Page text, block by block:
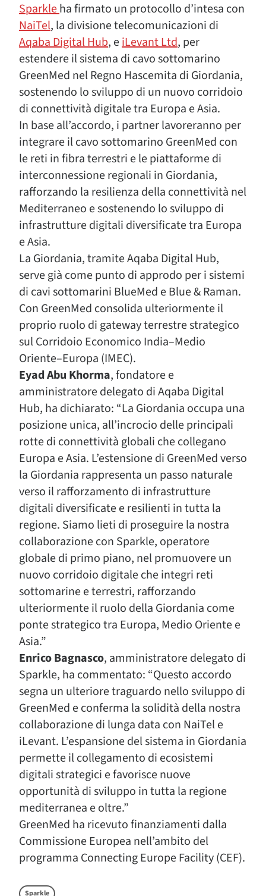
Sparkleha firmato un protocollo d’intesa con
NaiTel, la divisione telecomunicazioni di
Aqaba Digital Hub, eiLevant Ltd, per
estendere il sistema di cavo sottomarino
GreenMed nel Regno Hascemita di Giordania,
sostenendo lo sviluppo di un nuovo corridoio
di connettività digitale tra Europa e Asia.
In base all’accordo, i partner lavoreranno per
integrare il cavo sottomarino GreenMed con
le reti in fibra terrestri e le piattaforme di
interconnessione regionali in Giordania,
rafforzando la resilienza della connettività nel
Mediterraneo e sostenendo lo sviluppo di
infrastrutture digitali diversificate tra Europa
e Asia.
La Giordania, tramite Aqaba Digital Hub,
serve già come punto di approdo per i sistemi
di cavi sottomarini BlueMed e Blue & Raman.
Con GreenMed consolida ulteriormente il
proprio ruolo di gateway terrestre strategico
sul Corridoio Economico India–Medio
Oriente–Europa (IMEC).
Eyad Abu Khorma, fondatore e
amministratore delegato di Aqaba Digital
Hub, ha dichiarato: “La Giordania occupa una
posizione unica, all’incrocio delle principali
rotte di connettività globali che collegano
Europa e Asia. L’estensione di GreenMed verso
la Giordania rappresenta un passo naturale
verso il rafforzamento di infrastrutture
digitali diversificate e resilienti in tutta la
regione. Siamo lieti di proseguire la nostra
collaborazione con Sparkle, operatore
globale di primo piano, nel promuovere un
nuovo corridoio digitale che integri reti
sottomarine e terrestri, rafforzando
ulteriormente il ruolo della Giordania come
ponte strategico tra Europa, Medio Oriente e
Asia.”
Enrico Bagnasco, amministratore delegato di
Sparkle, ha commentato: “Questo accordo
segna un ulteriore traguardo nello sviluppo di
GreenMed e conferma la solidità della nostra
collaborazione di lunga data con NaiTel e
iLevant. L’espansione del sistema in Giordania
permette il collegamento di ecosistemi
digitali strategici e favorisce nuove
opportunità di sviluppo in tutta la regione
mediterranea e oltre.”
GreenMed ha ricevuto finanziamenti dalla
Commissione Europea nell’ambito del
programma Connecting Europe Facility (CEF).
Sparkle